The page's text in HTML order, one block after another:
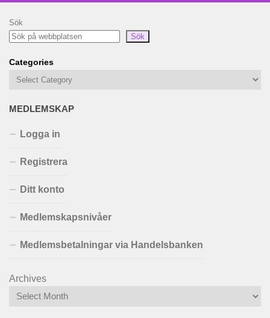
Sök
Sök
Categories
MEDLEMSKAP
Logga in
Registrera
Ditt konto
Medlemskapsnivåer
Medlemsbetalningar via Handelsbanken
Archives